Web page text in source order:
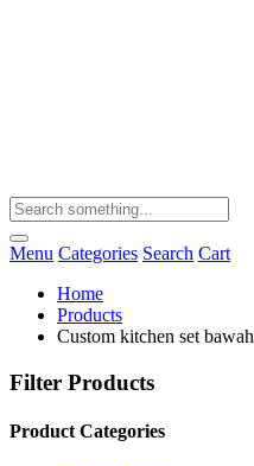
Menu Categories Search Cart
Home
Products
Custom kitchen set bawah
Filter Products
Product Categories